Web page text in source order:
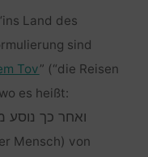
Land des
sind
Tov” (“die Reisen
es heißt:
ואחר כך נוסע
Mensch) von